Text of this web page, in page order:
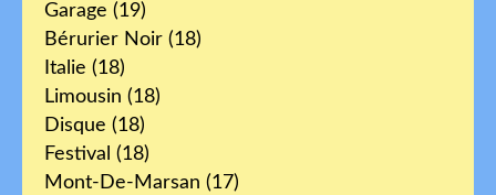
Garage (19)
Bérurier Noir (18)
Italie (18)
Limousin (18)
Disque (18)
Festival (18)
Mont-De-Marsan (17)